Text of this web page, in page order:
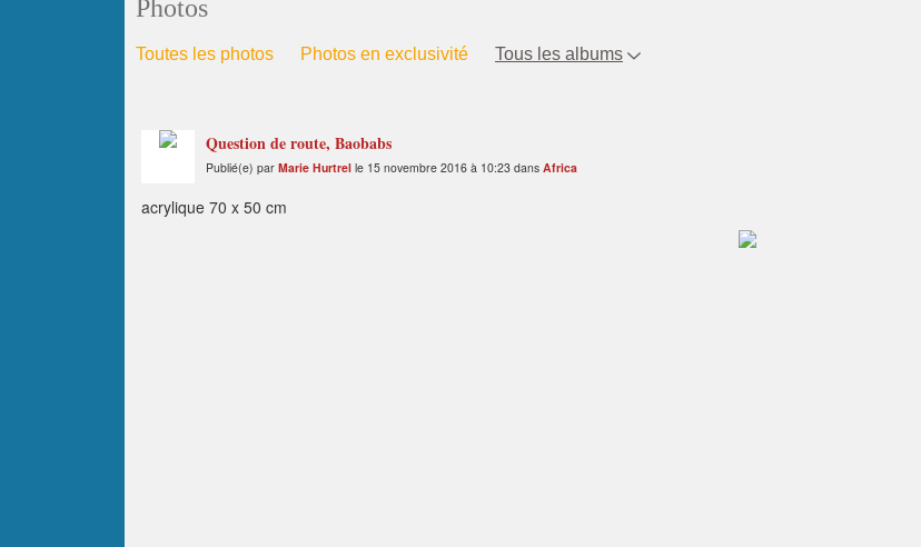
Photos
Toutes les photos Photos en exclusivité Tous les albums
Question de route, Baobabs
Publié(e) par Marie Hurtrel le 15 novembre 2016 à 10:23 dans Africa
acrylique 70 x 50 cm